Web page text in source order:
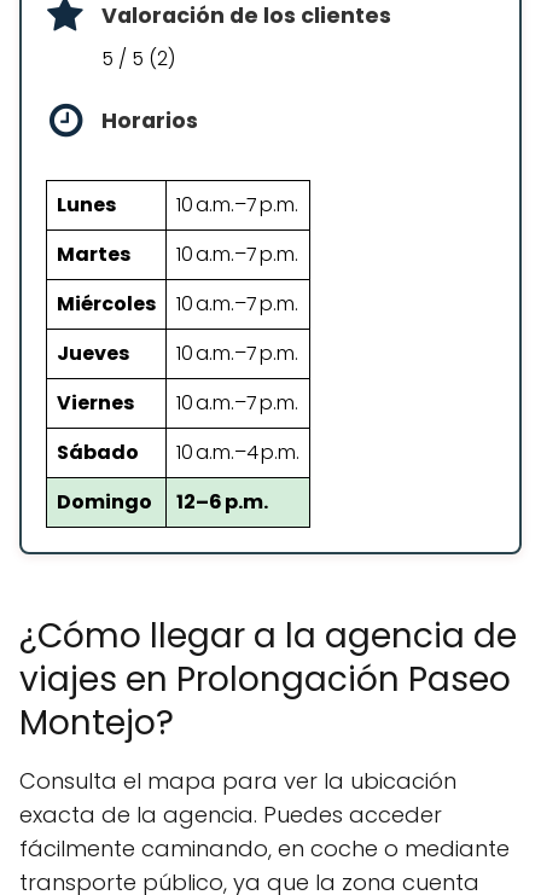
Valoración de los clientes
5 / 5 (2)
Horarios
Lunes
10 a.m.–7 p.m.
Martes
10 a.m.–7 p.m.
Miércoles
10 a.m.–7 p.m.
Jueves
10 a.m.–7 p.m.
Viernes
10 a.m.–7 p.m.
Sábado
10 a.m.–4 p.m.
Domingo
12–6 p.m.
¿Cómo llegar a la agencia de
viajes en Prolongación Paseo
Montejo?
Consulta el mapa para ver la ubicación
exacta de la agencia. Puedes acceder
fácilmente caminando, en coche o mediante
transporte público, ya que la zona cuenta